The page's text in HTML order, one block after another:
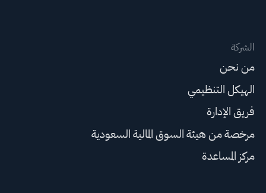
الشركة
من نحن
الهيكل التنظيمي
فريق الإدارة
مرخصة من هيئة السوق المالية السعودية
مركز المساعدة